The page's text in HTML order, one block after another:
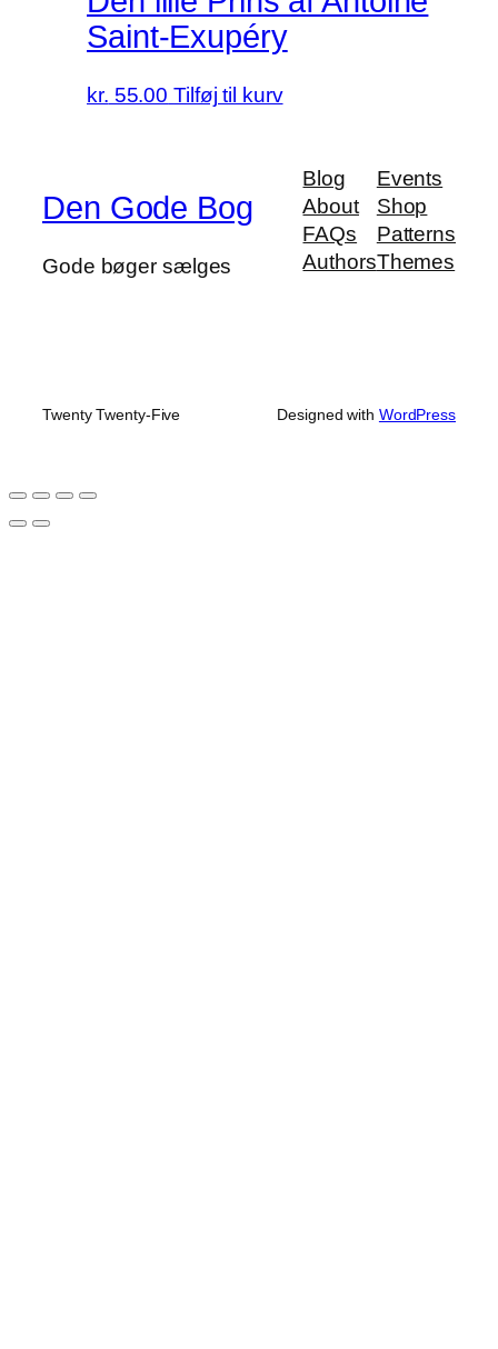
Saint-Exupéry
kr. 55.00 Tilføj til kurv
Den Gode Bog
Gode bøger sælges
Blog
About
FAQs
Authors
Events
Shop
Patterns
Themes
Twenty Twenty-Five Designed with WordPress